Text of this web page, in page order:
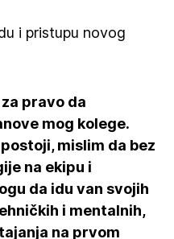
i pristupu novog
pravo da
mog kolege.
mislim da bez
na ekipu i
da idu van svojih
i mentalnih,
na prvom